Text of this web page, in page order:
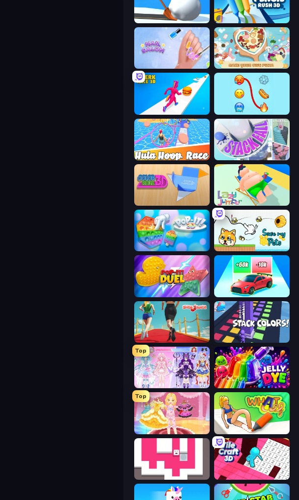
Shovel 3D Pencil Rush
Nail Salon ABC Pizza Maker
Twerk Race 3D Emoji Puzzle!
Hula Hoop Race Stack Fall
Lazy Jumper
Pop It 3D Save My Pets
Pop It! Duel
Shoe Race Stack Colors
Top
Idol Livestream: Fashion Game Jelly Dye
Top
Royal Glow Princess Makeover What a Leg
Just Slide (Remastered) Tile Craft 3D